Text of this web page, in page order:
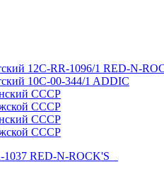
12C-RR-1096/1 RED-N-
10C-00-344/1 ADDIC
СССР
СССР
СССР
СССР